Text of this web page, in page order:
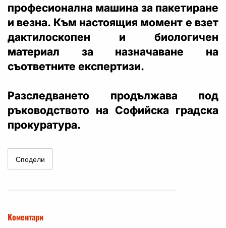
професионална машина за пакетиране
и везна. Към настоящия момент е взет
дактилоскопен и биологичен
материал за назначаване на
съответните експертизи.
Разследването продължава под
ръководството на Софийска градска
прокуратура.
Сподели
Коментари